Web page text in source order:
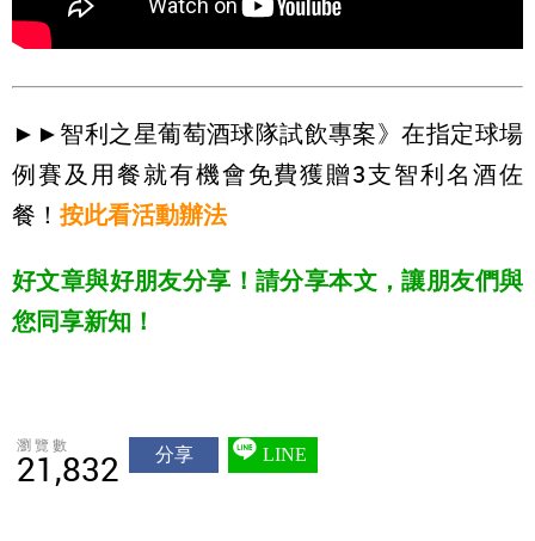
►►智利之星葡萄酒球隊試飲專案》在指定球場
例賽及用餐就有機會免費獲贈3支智利名酒佐
餐！ 按此看活動辦法
好文章與好朋友分享！請分享本文，讓朋友們與
您同享新知！
瀏覽數
21,832 分享 LINE